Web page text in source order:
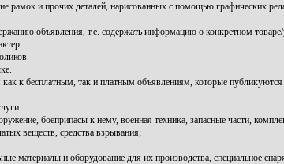
рамок и прочих деталей, нарисованных с помощью графических
объявления, т.е. содержать информацию о конкретном товаре/
к бесплатным, так и платным объявлениям, которые публикуются
боеприпасы к нему, военная техника, запасные части,
веществ, средства взрывания;
материалы и оборудование для их производства, специальное